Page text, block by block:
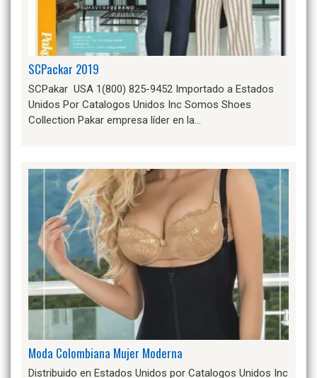
SCPackar 2019
SCPakar USA 1(800) 825-9452 Importado a Estados
Unidos Por Catalogos Unidos Inc Somos Shoes
Collection Pakar empresa líder en la…
Moda Colombiana Mujer Moderna
Distribuido en Estados Unidos por Catalogos Unidos Inc